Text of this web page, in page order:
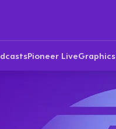
Pioneer LiveGraphics